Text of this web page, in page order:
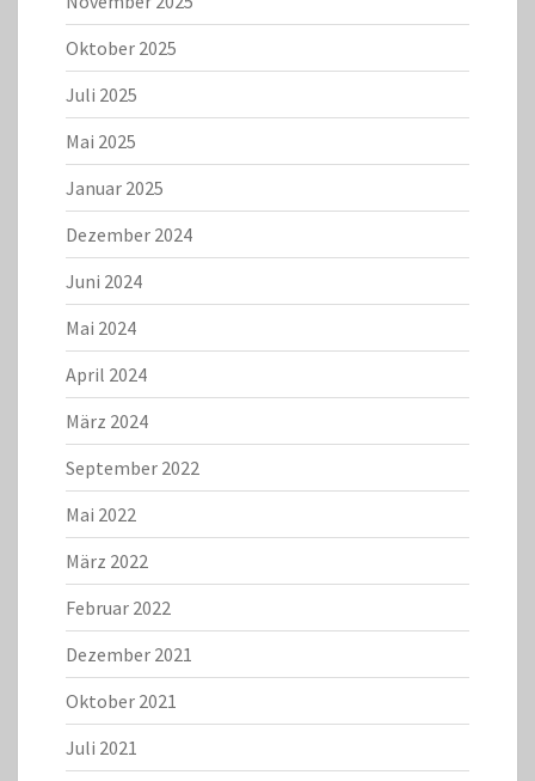
Oktober 2025
Juli 2025
Mai 2025
Januar 2025
Dezember 2024
Juni 2024
Mai 2024
April 2024
März 2024
September 2022
Mai 2022
März 2022
Februar 2022
Dezember 2021
Oktober 2021
Juli 2021